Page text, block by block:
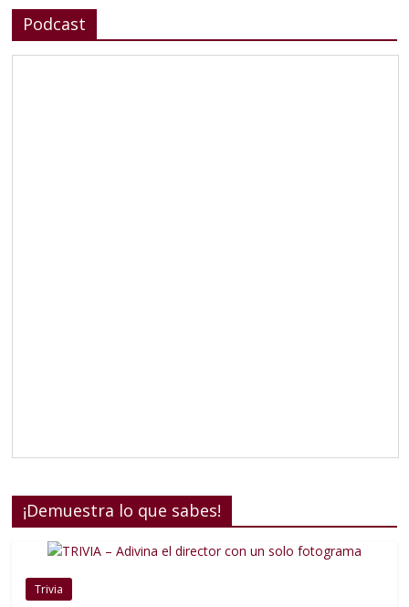
Podcast
¡Demuestra lo que sabes!
Trivia